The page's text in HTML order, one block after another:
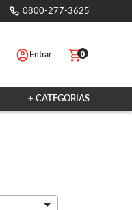
0800-277-3625
Entrar 0
+ CATEGORIAS